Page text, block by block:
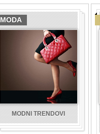
MODA
MODNI TRENDOVI